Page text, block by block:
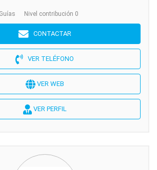
Nivel contribución 0
CONTACTAR
VER TELÉFONO
VER WEB
VER PERFIL